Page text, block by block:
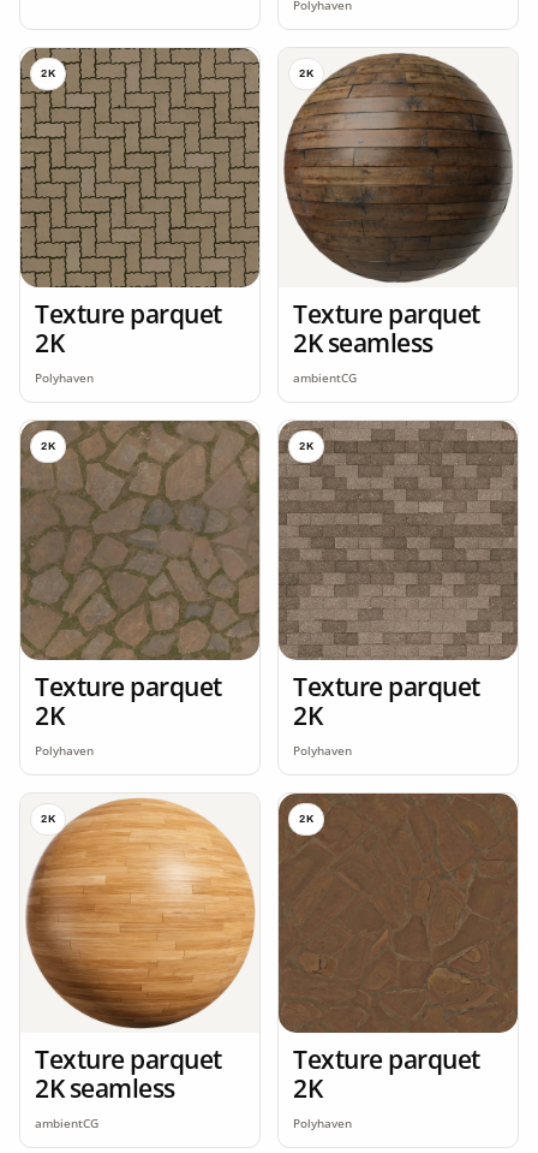
Polyhaven
2K
Texture parquet
2K
Polyhaven
2K
Texture parquet
2K seamless
ambientCG
2K
Texture parquet
2K
Polyhaven
2K
Texture parquet
2K
Polyhaven
2K
Texture parquet
2K seamless
ambientCG
2K
Texture parquet
2K
Polyhaven